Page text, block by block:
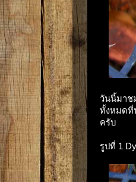
วันนี้มาช
ทั้งหมดที่
ครับ
รูปที่ 1